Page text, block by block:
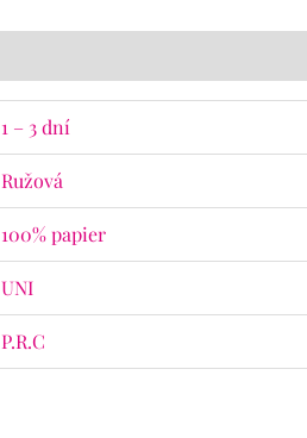
1 – 3 dní
Ružová
100% papier
UNI
P.R.C